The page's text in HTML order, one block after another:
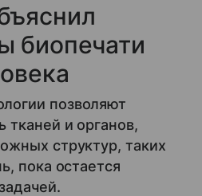
биопечати
позволяют
тканей и органов,
структур, таких
пока остается